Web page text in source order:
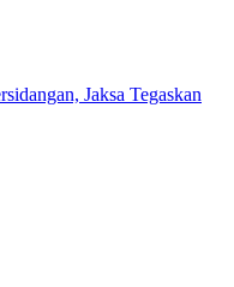
Jaksa Tegaskan